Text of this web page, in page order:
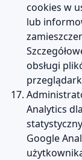
cookies w
lub
obsługi
Analytics
Google